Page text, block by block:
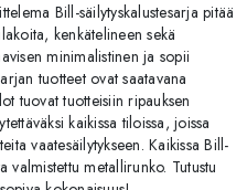
Bill-säilytyskalustesarja pitää
kenkätelineen sekä
minimalistinen ja sopii
tuotteet ovat saatavana
tuovat tuotteisiin ripauksen
kaikissa tiloissa, joissa
vaatesäilytykseen. Kaikissa Bill-
valmistettu metallirunko. Tutustu